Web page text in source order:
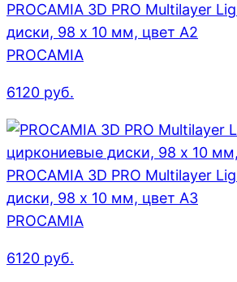
PROCAMIA 3D PRO Multilayer
диски, 98 х 10 мм, цвет A2
PROCAMIA
6120 руб.
PROCAMIA 3D PRO Multilayer
диски, 98 х 10 мм, цвет A3
PROCAMIA
6120 руб.